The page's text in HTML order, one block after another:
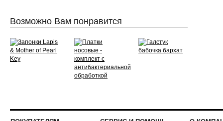
Возможно Вам понравится